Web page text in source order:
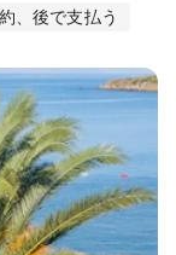
、後で支払う